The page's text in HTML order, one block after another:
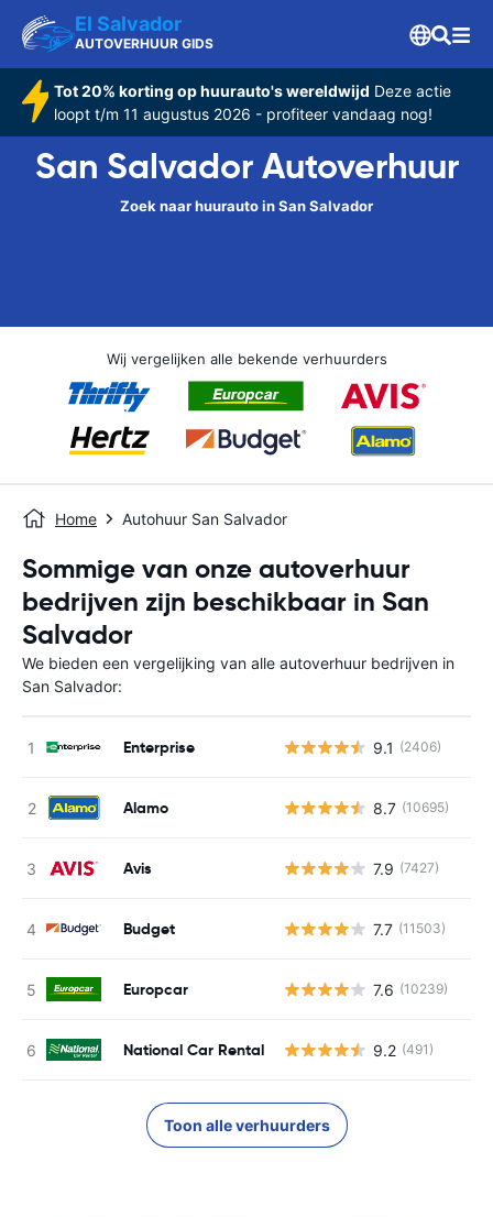
El Salvador
AUTOVERHUUR GIDS
Tot 20% korting op huurauto's wereldwijd Deze actie
loopt t/m 11 augustus 2026 - profiteer vandaag nog!
San Salvador Autoverhuur
Zoek naar huurauto in San Salvador
Wij vergelijken alle bekende verhuurders
Home Autohuur San Salvador
Sommige van onze autoverhuur
bedrijven zijn beschikbaar in San
Salvador
We bieden een vergelijking van alle autoverhuur bedrijven in
San Salvador:
Enterprise 9.1 (2406)
Alamo 8.7 (10695)
Avis 7.9 (7427)
Budget 7.7 (11503)
Europcar 7.6 (10239)
National Car Rental 9.2 (491)
Toon alle verhuurders